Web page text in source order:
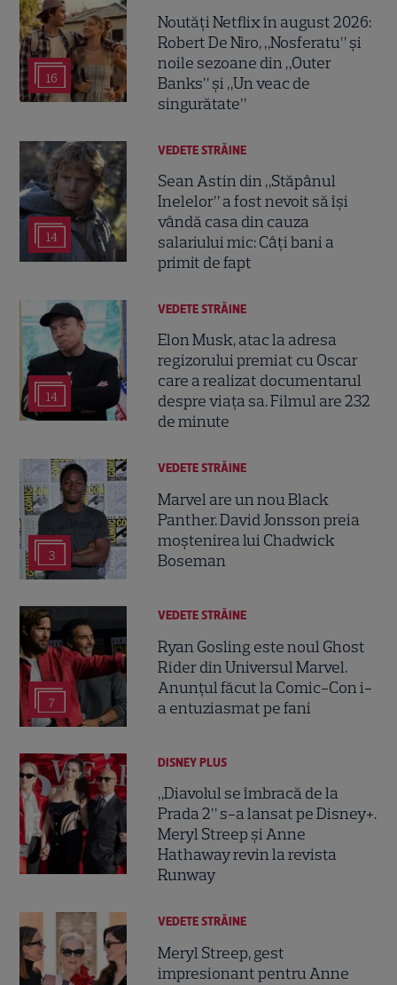
16
Noutăți Netflix în august 2026:
Robert De Niro, „Nosferatu” și
noile sezoane din „Outer
Banks” și „Un veac de
singurătate”
14
VEDETE STRĂINE
Sean Astin din „Stăpânul
Inelelor” a fost nevoit să își
vândă casa din cauza
salariului mic: Câți bani a
primit de fapt
14
VEDETE STRĂINE
Elon Musk, atac la adresa
regizorului premiat cu Oscar
care a realizat documentarul
despre viața sa. Filmul are 232
de minute
3
VEDETE STRĂINE
Marvel are un nou Black
Panther. David Jonsson preia
moștenirea lui Chadwick
Boseman
7
VEDETE STRĂINE
Ryan Gosling este noul Ghost
Rider din Universul Marvel.
Anunțul făcut la Comic-Con i-
a entuziasmat pe fani
DISNEY PLUS
„Diavolul se îmbracă de la
Prada 2” s-a lansat pe Disney+.
Meryl Streep și Anne
Hathaway revin la revista
Runway
VEDETE STRĂINE
Meryl Streep, gest
impresionant pentru Anne